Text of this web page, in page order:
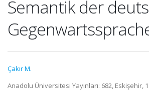
Semantik der
Çakır M.
Anadolu Üniversitesi Yayınları: 682, Eskişehir,